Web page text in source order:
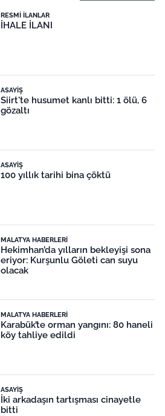
RESMI İLANLAR
İHALE İLANI
ASAYIŞ
Siirt'te husumet kanlı bitti: 1 ölü, 6
gözaltı
ASAYIŞ
100 yıllık tarihi bina çöktü
MALATYA HABERLERI
Hekimhan’da yılların bekleyişi sona
eriyor: Kurşunlu Göleti can suyu
olacak
MALATYA HABERLERI
Karabük’te orman yangını: 80 haneli
köy tahliye edildi
ASAYIŞ
İki arkadaşın tartışması cinayetle
bitti